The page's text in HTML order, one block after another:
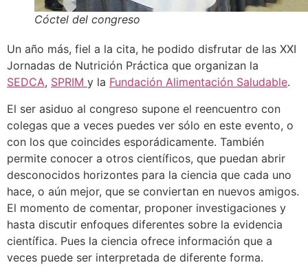
Cóctel del congreso
Un año más, fiel a la cita, he podido disfrutar de las XXI
Jornadas de Nutrición Práctica que organizan la
SEDCA, SPRIM y la Fundación Alimentación Saludable.
El ser asiduo al congreso supone el reencuentro con
colegas que a veces puedes ver sólo en este evento, o
con los que coincides esporádicamente. También
permite conocer a otros científicos, que puedan abrir
desconocidos horizontes para la ciencia que cada uno
hace, o aún mejor, que se conviertan en nuevos amigos.
El momento de comentar, proponer investigaciones y
hasta discutir enfoques diferentes sobre la evidencia
científica. Pues la ciencia ofrece información que a
veces puede ser interpretada de diferente forma.